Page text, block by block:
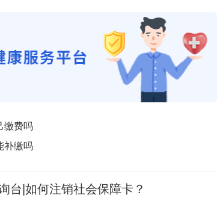
缴费吗
补缴吗
台|如何注销社会保障卡？